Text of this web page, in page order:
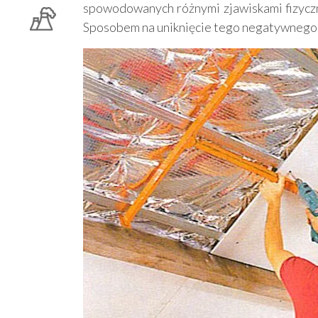
Odśnieżanie
Geodezja - usługi, sprzęt
spowodowanych różnymi zjawiskami
Sposobem na uniknięcie tego